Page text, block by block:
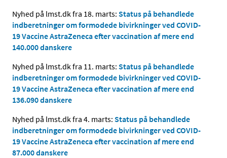
Nyhed på lmst.dk fra 18. marts: Status på behandlede
indberetninger om formodede bivirkninger ved COVID-
19 Vaccine AstraZeneca efter vaccination af mere end
140.000 danskere
Nyhed på lmst.dk fra 11. marts: Status på behandlede
indberetninger om formodede bivirkninger ved COVID-
19 Vaccine AstraZeneca efter vaccination af mere end
136.090 danskere
Nyhed på lmst.dk fra 4. marts: Status på behandlede
indberetninger om formodede bivirkninger ved COVID-
19 Vaccine AstraZeneca efter vaccination af mere end
87.000 danskere